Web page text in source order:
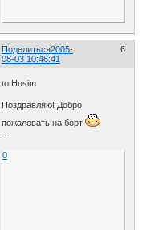
Поделиться 6
2005-
08-03 10:46:41
to Husim
Поздравляю! Добро
пожаловать на борт
---
0